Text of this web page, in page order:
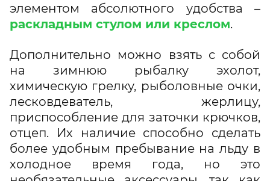
элементом абсолютного удобства –
раскладным стулом или креслом.
Дополнительно можно взять с собой
на зимнюю рыбалку эхолот,
химическую грелку, рыболовные очки,
лесковдеватель, жерлицу,
приспособление для заточки крючков,
отцеп. Их наличие способно сделать
более удобным пребывание на льду в
холодное время года, но это